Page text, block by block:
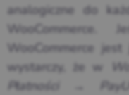
analogiczne do
WooCommerce.
WooCommerce
wystarczy, że w
Płatności